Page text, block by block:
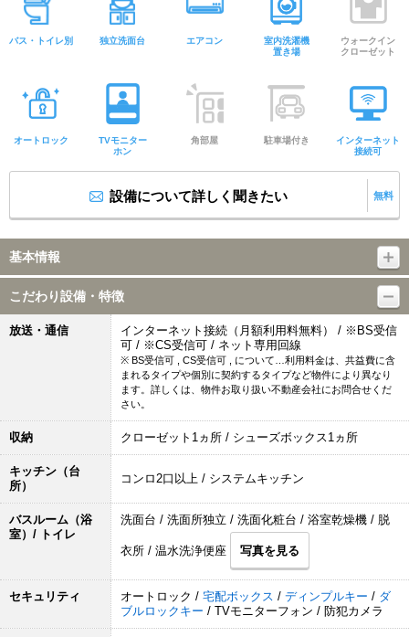
バス・トイレ別 独立洗面台 エアコン
室内洗濯機
置き場
ウォークイン
クローゼット
オートロック
TVモニター
ホン
角部屋 駐車場付き
インターネット
接続可
設備について詳しく聞きたい 無料
基本情報
こだわり設備・特徴
放送・通信
インターネット接続（月額利用料無料） / ※BS受信
可 / ※CS受信可 / ネット専用回線
※ BS受信可 , CS受信可 , について…利用料金は、共益費に含
まれるタイプや個別に契約するタイプなど物件により異なり
ます。詳しくは、物件お取り扱い不動産会社にお問合せくだ
さい。
収納 クローゼット1ヵ所 / シューズボックス1ヵ所
キッチン（台
所）
コンロ2口以上 / システムキッチン
バスルーム（浴
室）/ トイレ
洗面台 / 洗面所独立 / 洗面化粧台 / 浴室乾燥機 / 脱
衣所 / 温水洗浄便座 写真を見る
セキュリティ オートロック / 宅配ボックス / ディンプルキー / ダ
ブルロックキー / TVモニターフォン / 防犯カメラ